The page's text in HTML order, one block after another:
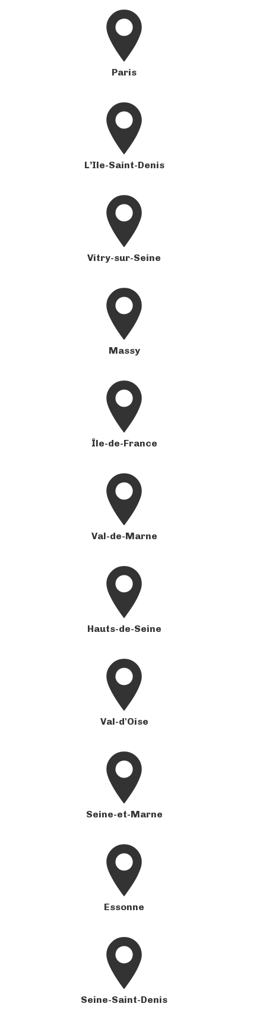
Paris
L’Ile-Saint-Denis
Vitry-sur-Seine
Massy
Île-de-France
Val-de-Marne
Hauts-de-Seine
Val-d'Oise
Seine-et-Marne
Essonne
Seine-Saint-Denis